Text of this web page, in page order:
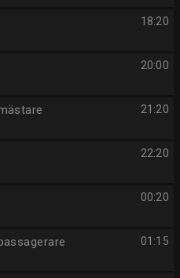
18:20
20:00
21:20
22:20
00:20
01:15